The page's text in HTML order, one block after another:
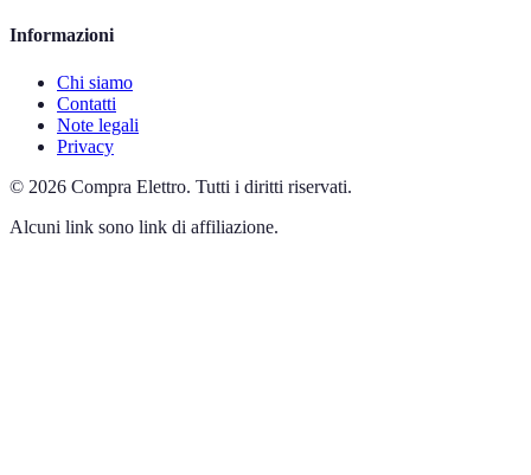
Informazioni
Chi siamo
Contatti
Note legali
Privacy
© 2026 Compra Elettro. Tutti i diritti riservati.
Alcuni link sono link di affiliazione.